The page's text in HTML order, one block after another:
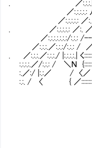
. ／:.:.:.| 込、
／:.:.:.:.: ﾉ:.:. ﾉ丶
／:.:.:.:.: ／:. ／:.
. ／:.:.:.:.: ／:. ／ :.:.
／:.:.:.:.:.:.:/:.:.: /---
／:.:.:.／:.:.:/:.:.: / ／
. ／:.:.:.／:.:.:./ |:.:.:.:.|
:.:.:.:.／/:.:.: / ＼Ｎ
:.／:/ |:.:／ /
:.:. / 〈 { ／
／
_ノ
( ●）（